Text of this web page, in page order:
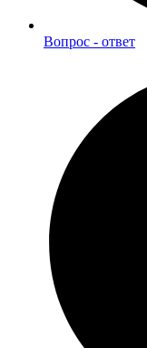
Вопрос - ответ